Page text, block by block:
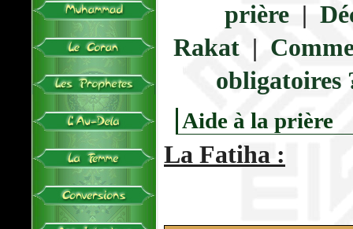
prière |
Rakat|
obligatoires
Aide à la prière
La Fatiha :